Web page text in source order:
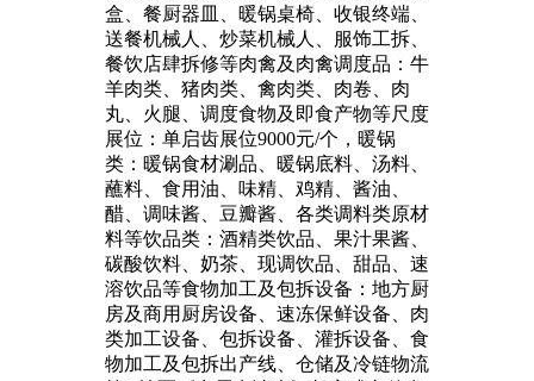
盒、餐厨器皿、暖锅桌椅、收银终端、
送餐机械人、炒菜机械人、服饰工拆、
餐饮店肆拆修等肉禽及肉禽调度品：牛
羊肉类、猪肉类、禽肉类、肉卷、肉
丸、火腿、调度食物及即食产物等尺度
展位：单启齿展位9000元/个，暖锅
类：暖锅食材涮品、暖锅底料、汤料、
蘸料、食用油、味精、鸡精、酱油、
醋、调味酱、豆瓣酱、各类调料类原材
料等饮品类：酒精类饮品、果汁果酱、
碳酸饮料、奶茶、现调饮品、甜品、速
溶饮品等食物加工及包拆设备：地方厨
房及商用厨房设备、速冻保鲜设备、肉
类加工设备、包拆设备、灌拆设备、食
物加工及包拆出产线、仓储及冷链物流